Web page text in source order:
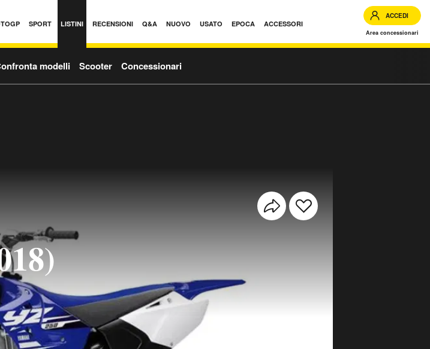
SPORT LISTINI RECENSIONI Q&A NUOVO USATO EPOCA ACCESSORI
ACCEDI
Area concessionari
modelli Scooter Concessionari